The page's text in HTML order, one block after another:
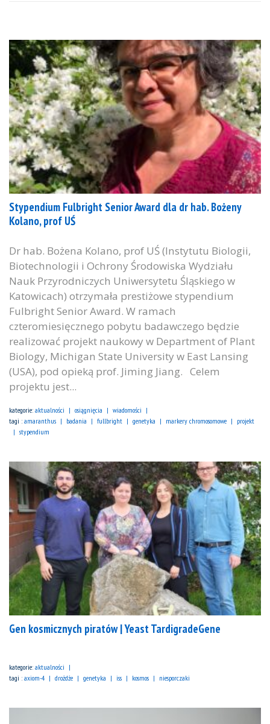
Stypendium Fulbright Senior Award dla dr hab. Bożeny
Kolano, prof UŚ
Dr hab. Bożena Kolano, prof UŚ (Instytutu Biologii,
Biotechnologii i Ochrony Środowiska Wydziału
Nauk Przyrodniczych Uniwersytetu Śląskiego w
Katowicach) otrzymała prestiżowe stypendium
Fulbright Senior Award. W ramach
czteromiesięcznego pobytu badawczego będzie
realizować projekt naukowy w Department of Plant
Biology, Michigan State University w East Lansing
(USA), pod opieką prof. Jiming Jiang. Celem
projektu jest...
kategorie: aktualności osiągnięcia
wiadomości
tagi : amaranthus badania fullbright genetyka markery chromosomowe
projekt
stypendium
Gen kosmicznych piratów | Yeast TardigradeGene
kategorie: aktualności
tagi : axiom-4 drożdże genetyka iss kosmos niesporczaki